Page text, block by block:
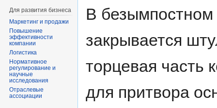
В безымпостном
закрывается
торцевая часть
для притвора
Для развития бизнеса
Маркетинг и продажи
Повышение
эффективности
компании
Логистика
Нормативное
регулирование и
научные
исследования
Отраслевые
ассоциации